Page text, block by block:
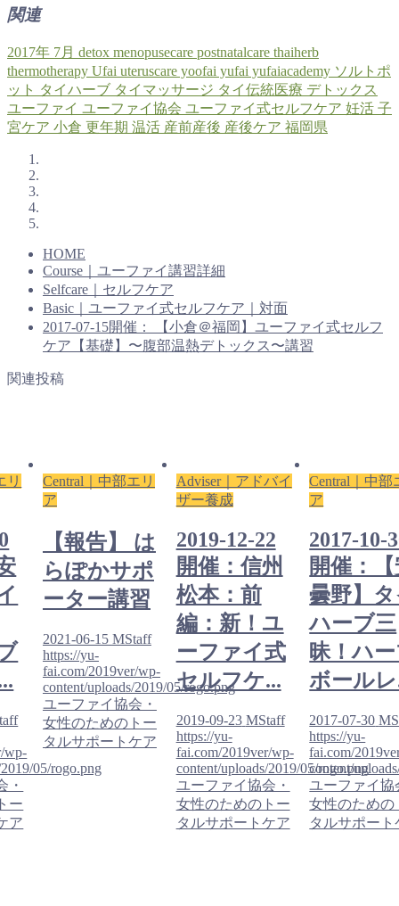
関連
2017年 7月 detox menopusecare postnatalcare thaiherb
thermotherapy Ufai uteruscare yoofai yufai yufaiacademy ソルトポ
ット タイハーブ タイマッサージ タイ伝統医療 デトックス
ユーファイ ユーファイ協会 ユーファイ式セルフケア 妊活 子
宮ケア 小倉 更年期 温活 産前産後 産後ケア 福岡県
HOME
Course｜ユーファイ講習詳細
Selfcare｜セルフケア
Basic｜ユーファイ式セルフケア｜対面
2017-07-15開催： 【小倉＠福岡】ユーファイ式セルフ
ケア【基礎】〜腹部温熱デトックス〜講習
関連投稿
リ
wp-
05/rogo.png
・
ー
ア
Central｜中部エリ
ア
【報告】 は
らぽかサポ
ーター講習
2021-06-15 MStaff
https://yu-
fai.com/2019ver/wp-
content/uploads/2019/05/rogo.png
ユーファイ協会・
女性のためのトー
タルサポートケア
Adviser｜アドバイ
ザー養成
2019-12-22
開催：信州
松本：前
編：新！ユ
ーファイ式
セルフケ...
2019-09-23 MStaff
https://yu-
fai.com/2019ver/wp-
content/uploads/2019/05/rogo.png
ユーファイ協会・
女性のためのトー
タルサポートケア
Central｜中部
ア
2017-10-
開催：
曇野】
ハーブ三
昧！ハ
ボール
2017-07-30
https://yu-
fai.com/
content/
ユーファイ協
女性のための
タルサポート